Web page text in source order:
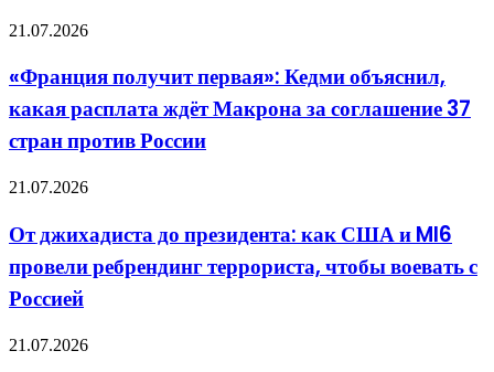
серьёзные
проблемы
«Франция
первая»:
Кедми
объяснил,
расплата
Макрона
соглашение
37
стран
против
России
21.07.2026
«Франция получит первая»: Кедми объяснил,
какая расплата ждёт Макрона за соглашение 37
стран против России
От
до
президента:
как
и
провели
21.07.2026
От джихадиста до президента: как США и MI6
провели ребрендинг террориста, чтобы воевать с
Россией
В
21.07.2026